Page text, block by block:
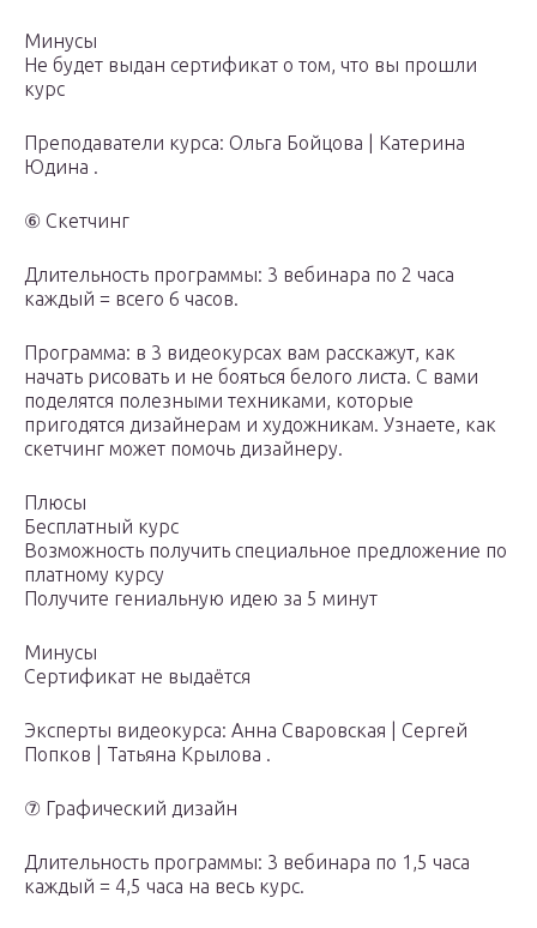
Минусы
Не будет выдан сертификат о том, что вы прошли
курс
Преподаватели курса: Ольга Бойцова | Катерина
Юдина .
⑥ Скетчинг
Длительность программы: 3 вебинара по 2 часа
каждый = всего 6 часов.
Программа: в 3 видеокурсах вам расскажут, как
начать рисовать и не бояться белого листа. С вами
поделятся полезными техниками, которые
пригодятся дизайнерам и художникам. Узнаете, как
скетчинг может помочь дизайнеру.
Плюсы
Бесплатный курс
Возможность получить специальное предложение по
платному курсу
Получите гениальную идею за 5 минут
Минусы
Сертификат не выдаётся
Эксперты видеокурса: Анна Сваровская | Сергей
Попков | Татьяна Крылова .
⑦ Графический дизайн
Длительность программы: 3 вебинара по 1,5 часа
каждый = 4,5 часа на весь курс.